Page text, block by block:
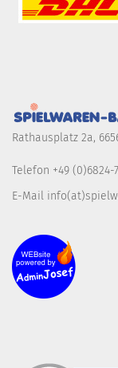
Rathausplatz 2a,
Telefon +49 (0)6824-
E-Mail